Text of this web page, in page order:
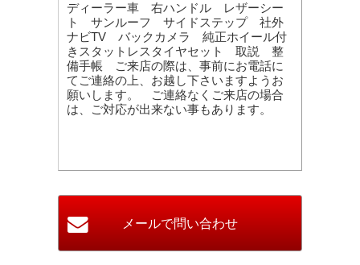
ディーラー車 右ハンドル レザーシー
ト サンルーフ サイドステップ 社外
ナビTV バックカメラ 純正ホイール付
きスタットレスタイヤセット 取説 整
備手帳 ご来店の際は、事前にお電話に
てご連絡の上、お越し下さいますようお
願いします。 ご連絡なくご来店の場合
は、ご対応が出来ない事もあります。